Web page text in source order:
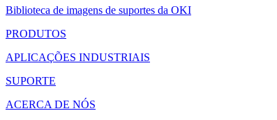
Biblioteca de imagens de suportes da OKI
PRODUTOS
APLICAÇÕES INDUSTRIAIS
SUPORTE
ACERCA DE NÓS